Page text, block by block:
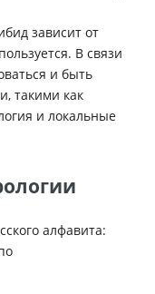
зависит от
В связи
и быть
такими как
и локальные
алфавита: